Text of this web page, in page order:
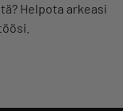
Helpota arkeasi